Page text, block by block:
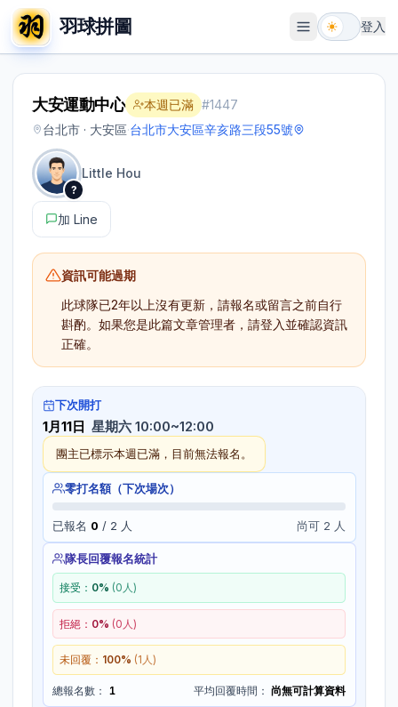
羽球拼圖 開啟選單
登入
大安運動中心 本週已滿 #1447
台北市 · 大安區·台北市大安區辛亥路三段55號
?
Little Hou
加 Line
資訊可能過期
此球隊已2年以上沒有更新，請報名或留言之前自行
斟酌。如果您是此篇文章管理者，請登入並確認資訊
正確。
下次開打
1月11日 星期六 10:00~12:00
團主已標示本週已滿，目前無法報名。
零打名額（下次場次）
已報名 0 / 2 人 尚可 2 人
隊長回覆報名統計
接受： 0% (0 人)
拒絕： 0% (0 人)
未回覆： 100% (1 人)
總報名數： 1 平均回覆時間： 尚無可計算資料